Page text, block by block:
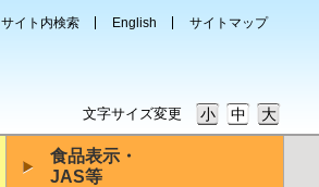
サイト内検索 English サイトマップ
文字サイズ変更 小 中 大
食品表示・
JAS等